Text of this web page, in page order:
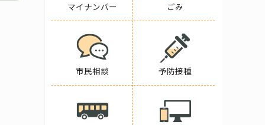
マイナンバー ごみ
市民相談 予防接種